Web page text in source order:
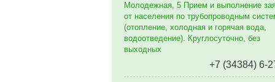
Молодежная, 5 Прием и выполнение
от населения по трубопроводным
(отопление, холодная и горячая вода,
водоотведение). Круглосуточно, без
выходных
+7 (34384) 6-